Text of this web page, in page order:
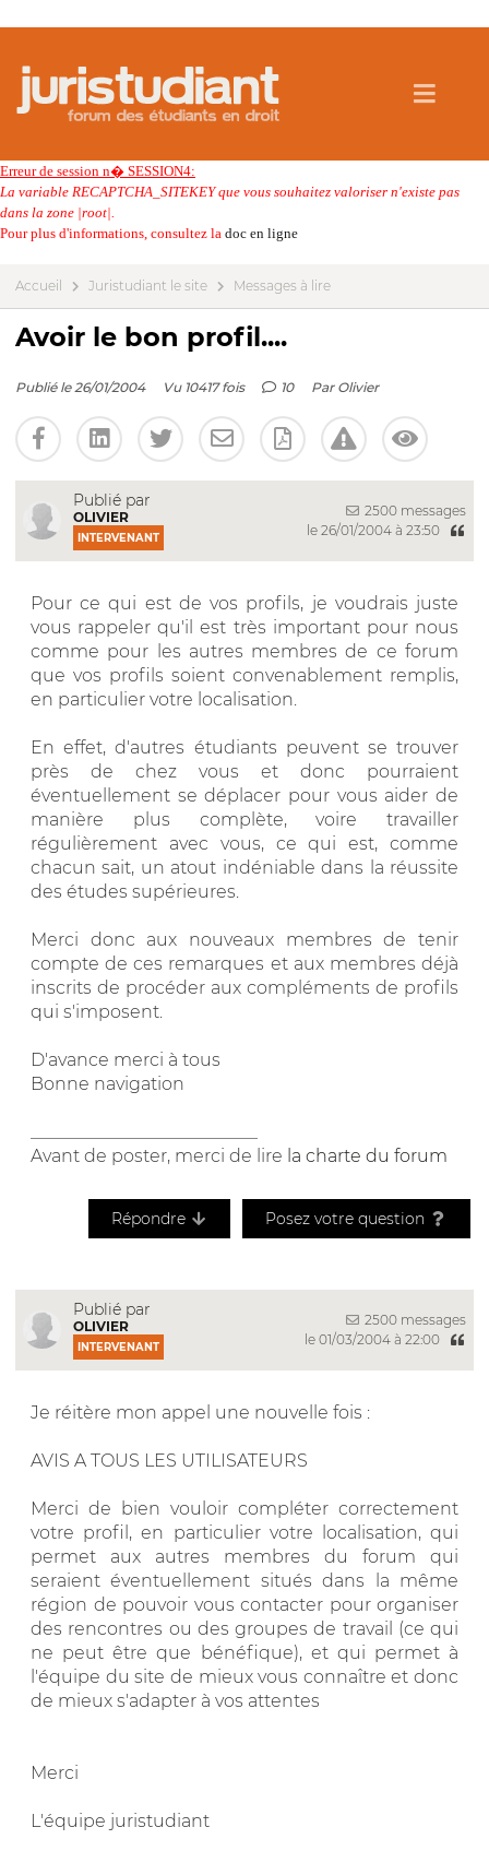
Erreur de session n� SESSION4:
La variable RECAPTCHA_SITEKEY que vous souhaitez valoriser n'existe pas
dans la zone |root|.
Pour plus d'informations, consultez la doc en ligne
Accueil Juristudiant le site Messages à lire
Avoir le bon profil....
Publié le 26/01/2004 Vu 10417 fois 10 Par Olivier
Publié par
OLIVIER
INTERVENANT
2500 messages
le 26/01/2004 à 23:50
Pour ce qui est de vos profils, je voudrais juste
vous rappeler qu'il est très important pour nous
comme pour les autres membres de ce forum
que vos profils soient convenablement remplis,
en particulier votre localisation.
En effet, d'autres étudiants peuvent se trouver
près de chez vous et donc pourraient
éventuellement se déplacer pour vous aider de
manière plus complète, voire travailler
régulièrement avec vous, ce qui est, comme
chacun sait, un atout indéniable dans la réussite
des études supérieures.
Merci donc aux nouveaux membres de tenir
compte de ces remarques et aux membres déjà
inscrits de procéder aux compléments de profils
qui s'imposent.
D'avance merci à tous
Bonne navigation
Avant de poster, merci de lire la charte du forum
Répondre Posez votre question
Publié par
OLIVIER
INTERVENANT
2500 messages
le 01/03/2004 à 22:00
Je réitère mon appel une nouvelle fois :
AVIS A TOUS LES UTILISATEURS
Merci de bien vouloir compléter correctement
votre profil, en particulier votre localisation, qui
permet aux autres membres du forum qui
seraient éventuellement situés dans la même
région de pouvoir vous contacter pour organiser
des rencontres ou des groupes de travail (ce qui
ne peut être que bénéfique), et qui permet à
l'équipe du site de mieux vous connaître et donc
de mieux s'adapter à vos attentes
Merci
L'équipe juristudiant